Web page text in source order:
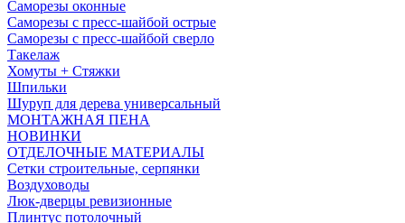
Саморезы оконные
Саморезы с пресс-шайбой острые
Саморезы с пресс-шайбой сверло
Такелаж
Хомуты + Стяжки
Шпильки
Шуруп для дерева универсальный
МОНТАЖНАЯ ПЕНА
НОВИНКИ
ОТДЕЛОЧНЫЕ МАТЕРИАЛЫ
Сетки строительные, серпянки
Воздуховоды
Люк-дверцы ревизионные
Плинтус потолочный